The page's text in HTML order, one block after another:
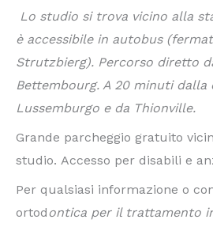
Lo studio si trova vicino alla
è accessibile in autobus
Strutzbierg). Percorso diretto
Bettembourg. A 20 minuti dalla
Lussemburgo e da Thionville.
Grande parcheggio gratuito
studio. Accesso per disabili e
Per qualsiasi informazione o
ortodontica per il trattamento